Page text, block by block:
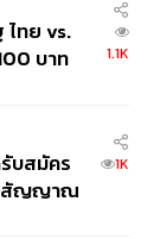
ไทย vs.
บาท
1.1K
บสมัคร
สัญญาณ
1K